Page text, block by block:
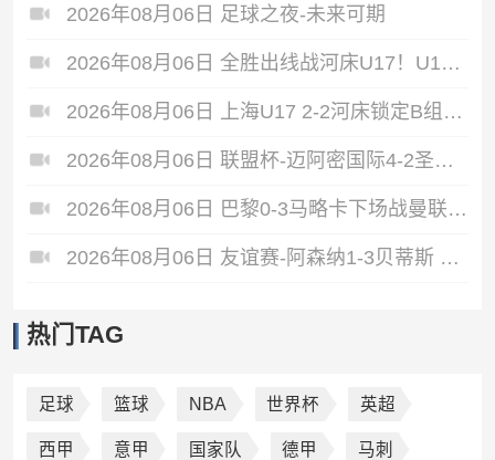
2026年08月06日 足球之夜-未来可期
2026年08月06日 全胜出线战河床U17！U17国足2-1十人药厂U17 赵松源登场1分钟传射
2026年08月06日 上海U17 2-2河床锁定B组第1 吕孟洋点射阿布力米破门 将战A组第2
2026年08月06日 联盟杯-迈阿密国际4-2圣路易斯 梅西2射1传 阿伦助攻戴帽
2026年08月06日 巴黎0-3马略卡下场战曼联 巴黎全场控球近6成+8射3正未果
2026年08月06日 友谊赛-阿森纳1-3贝蒂斯 因卡皮耶破门难救主 福纳尔斯1射2传
热门TAG
足球 篮球 NBA 世界杯 英超
西甲 意甲 国家队 德甲 马刺